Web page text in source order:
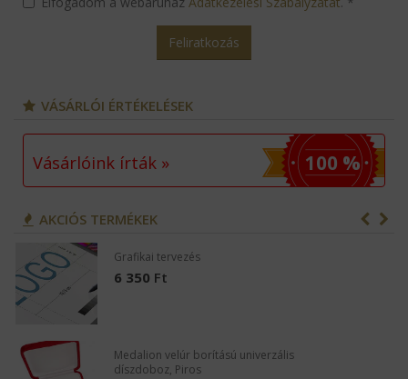
Feliratkozás
VÁSÁRLÓI ÉRTÉKELÉSEK
Vásárlóink írták » 100 %
AKCIÓS TERMÉKEK
Grafikai tervezés
6 350 Ft
Medalion velúr borítású univerzális
díszdoboz, Piros